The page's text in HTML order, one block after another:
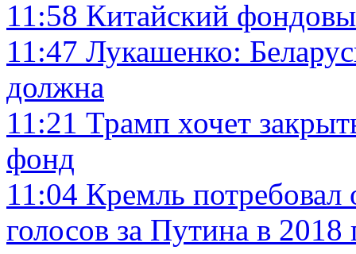
11:58 Китайский
11:47 Лукашенко:
должна
11:21 Трамп хочет
фонд
11:04 Кремль потребовал
голосов за Путина в 2018